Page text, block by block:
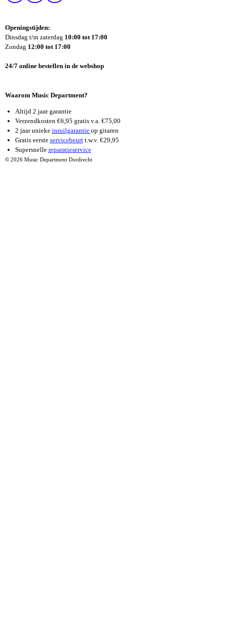
B
O
T
A
R
M
U
E
Openingstijden:
Dinsdag t/m zaterdag 10:00 tot 17:00
Zondag 12:00 tot 17:00
24/7 online bestellen in de webshop
Waarom Music Department?
Altijd 2 jaar garantie
Verzendkosten €6,95 gratis v.a. €75,00
2 jaar unieke inruilgarantie op gitaren
Gratis eerste servicebeurtt.w.v. €29,95
Supersnelle reparatieservice
© 2026 Music Department Dordrecht